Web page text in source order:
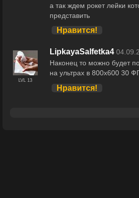
а так ждем рокет лейки
представить
Нравится!
LVL 13
LipkayaSalfetka4
Наконец то можно будет
на ультрах в 800х600 30
Нравится!